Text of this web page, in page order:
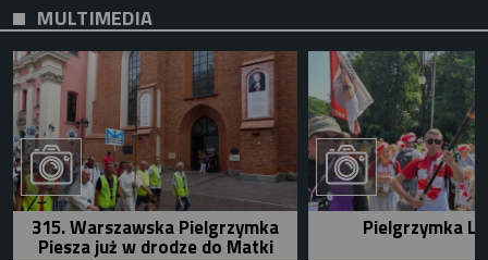
MULTIMEDIA
315. Warszawska Pielgrzymka
Piesza już w drodze do Matki
Pielgrzymka